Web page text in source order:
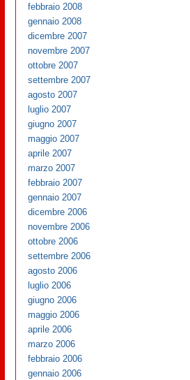
febbraio 2008
gennaio 2008
dicembre 2007
novembre 2007
ottobre 2007
settembre 2007
agosto 2007
luglio 2007
giugno 2007
maggio 2007
aprile 2007
marzo 2007
febbraio 2007
gennaio 2007
dicembre 2006
novembre 2006
ottobre 2006
settembre 2006
agosto 2006
luglio 2006
giugno 2006
maggio 2006
aprile 2006
marzo 2006
febbraio 2006
gennaio 2006